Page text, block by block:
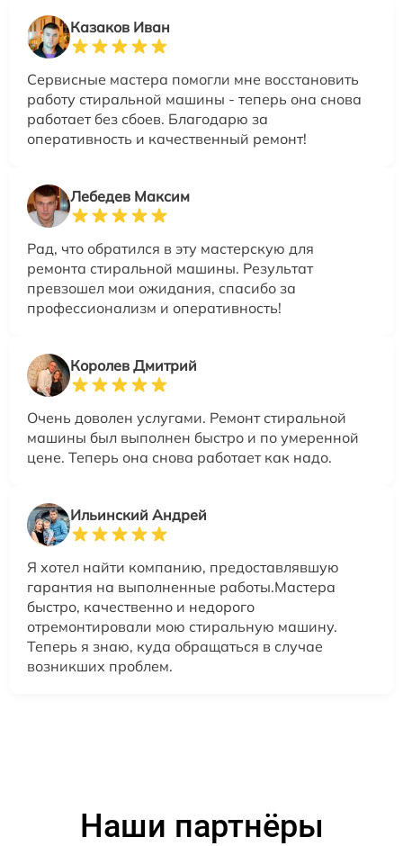
Казаков Иван
Сервисные мастера помогли мне восстановить
работу стиральной машины - теперь она снова
работает без сбоев. Благодарю за
оперативность и качественный ремонт!
Лебедев Максим
Рад, что обратился в эту мастерскую для
ремонта стиральной машины. Результат
превзошел мои ожидания, спасибо за
профессионализм и оперативность!
Королев Дмитрий
Очень доволен услугами. Ремонт стиральной
машины был выполнен быстро и по умеренной
цене. Теперь она снова работает как надо.
Ильинский Андрей
Я хотел найти компанию, предоставлявшую
гарантия на выполненные работы.Мастера
быстро, качественно и недорого
отремонтировали мою стиральную машину.
Теперь я знаю, куда обращаться в случае
возникших проблем.
Наши партнёры